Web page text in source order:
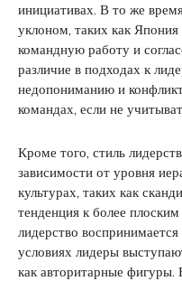
инициативах. В то же
уклоном, таких как
командную работу и
различие в подходах к
недопониманию и
командах, если не
Кроме того, стиль
зависимости от уровня
культурах, таких как
тенденция к более
лидерство
условиях лидеры
как авторитарные фигуры.